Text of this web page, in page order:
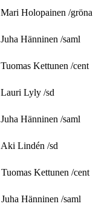
Mari Holopainen /gröna
Juha Hänninen /saml
Tuomas Kettunen /cent
Lauri Lyly /sd
Juha Hänninen /saml
Aki Lindén /sd
Tuomas Kettunen /cent
Juha Hänninen /saml